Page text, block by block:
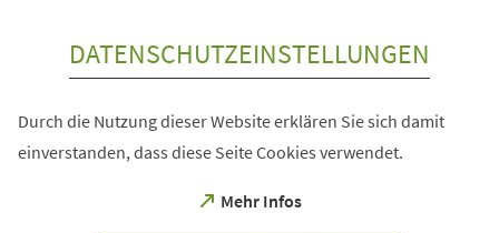
DATENSCHUTZEINSTELLUNGEN
Durch die Nutzung dieser Website erklären Sie sich damit
einverstanden, dass diese Seite Cookies verwendet.
Mehr Infos
(Öffnet